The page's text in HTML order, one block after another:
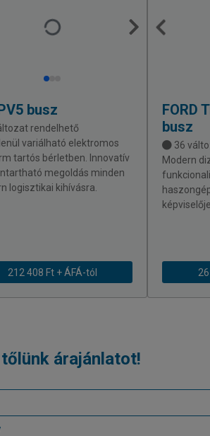
busz
rendelhető
variálható elektromos
tartós bérletben. Innovatív
megoldás minden
logisztikai kihívásra.
212 408 Ft + ÁFÁ-tól
FORD
busz
36
Modern
árajánlatot!